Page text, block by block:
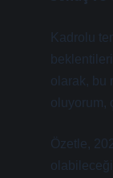
Kadrolu
olarak, bu
oluyorum,
Özetle,